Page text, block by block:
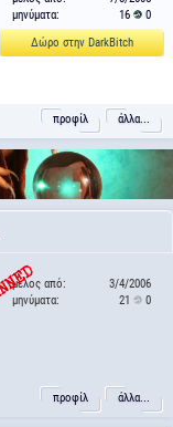
μηνύματα:
16
0
Δώρο στην DarkBitch
προφίλ άλλα...
μέλος από:
3/4/2006
μηνύματα:
21 0
προφίλ άλλα...